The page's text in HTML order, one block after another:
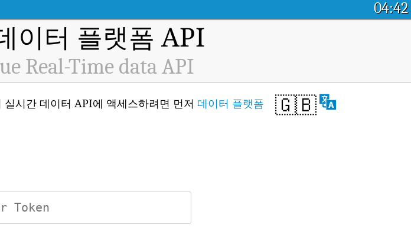
04:42
이터 플랫폼 API
Real-Time data API
🇬🇧
시간 데이터 API에 액세스하려면 먼저 데이터 플랫폼